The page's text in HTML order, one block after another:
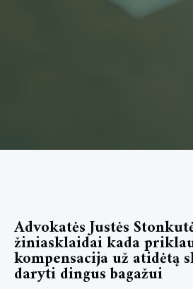
Advokatės Justės
žiniasklaidai kada
kompensacija už atidėtą
daryti dingus bagažui